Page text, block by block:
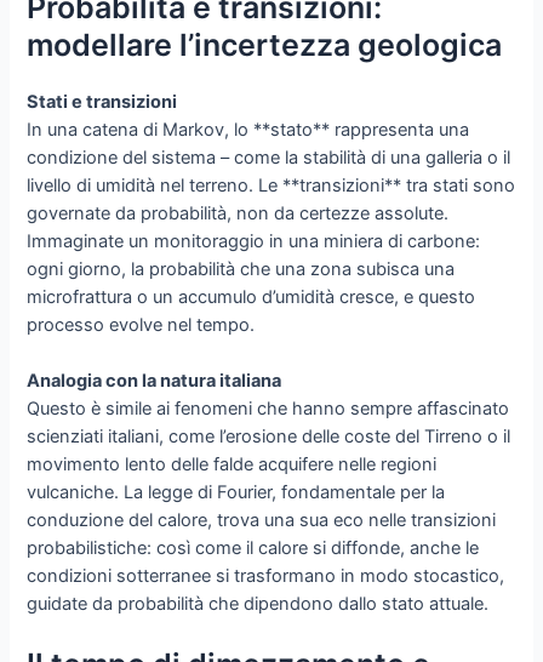
modellare l’incertezza geologica
Stati e transizioni
In una catena di Markov, lo **stato** rappresenta una
condizione del sistema – come la stabilità di una galleria o il
livello di umidità nel terreno. Le **transizioni** tra stati sono
governate da probabilità, non da certezze assolute.
Immaginate un monitoraggio in una miniera di carbone:
ogni giorno, la probabilità che una zona subisca una
microfrattura o un accumulo d’umidità cresce, e questo
processo evolve nel tempo.
Analogia con la natura italiana
Questo è simile ai fenomeni che hanno sempre affascinato
scienziati italiani, come l’erosione delle coste del Tirreno o il
movimento lento delle falde acquifere nelle regioni
vulcaniche. La legge di Fourier, fondamentale per la
conduzione del calore, trova una sua eco nelle transizioni
probabilistiche: così come il calore si diffonde, anche le
condizioni sotterranee si trasformano in modo stocastico,
guidate da probabilità che dipendono dallo stato attuale.